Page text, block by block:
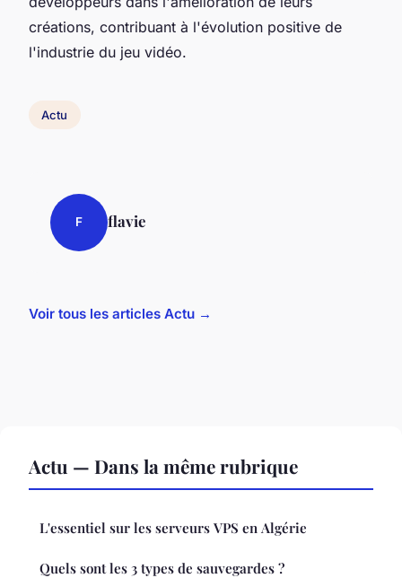
créations, contribuant à l'évolution positive de
l'industrie du jeu vidéo.
Actu
F flavie
Voir tous les articles Actu →
Actu — Dans la même rubrique
L'essentiel sur les serveurs VPS en Algérie
Quels sont les 3 types de sauvegardes ?